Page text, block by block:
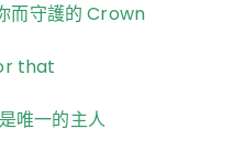
而守護的 Crown
that
唯一的主人